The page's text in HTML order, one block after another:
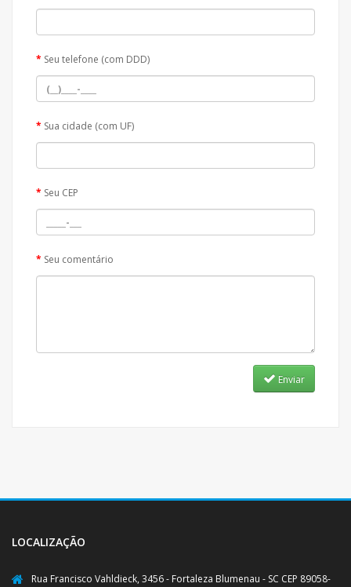
Seu telefone (com DDD)
Sua cidade (com UF)
Seu CEP
Seu comentário
Enviar
LOCALIZAÇÃO
Rua Francisco Vahldieck, 3456 - Fortaleza Blumenau - SC CEP 89058-